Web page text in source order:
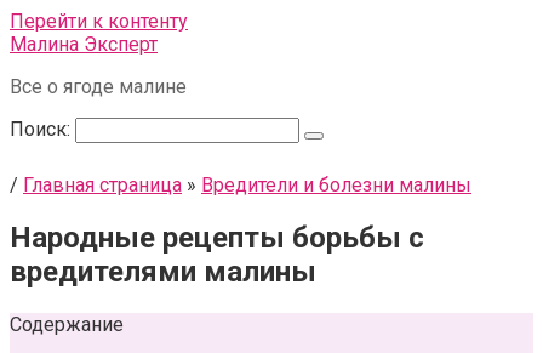
Перейти к контенту
Малина Эксперт
Все о ягоде малине
Поиск:
/ Главная страница » Вредители и болезни малины
Народные рецепты борьбы с
вредителями малины
Содержание